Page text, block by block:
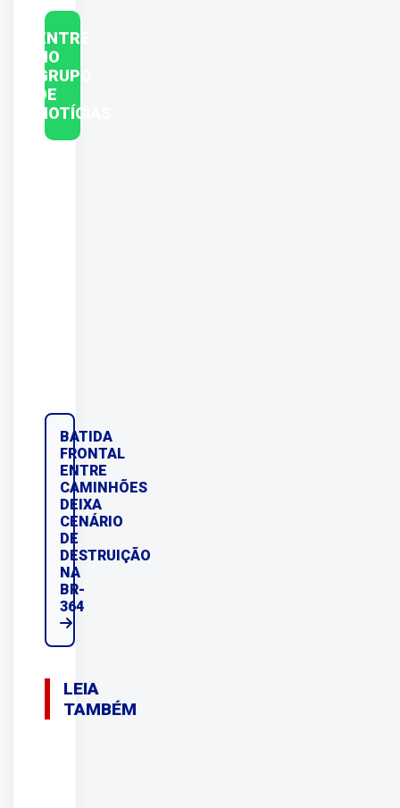
ENTRE
NO
GRUPO
DE
NOTÍCIAS
BATIDA
FRONTAL
ENTRE
CAMINHÕES
DEIXA
CENÁRIO
DE
DESTRUIÇÃO
NA
BR-
364
LEIA
TAMBÉM